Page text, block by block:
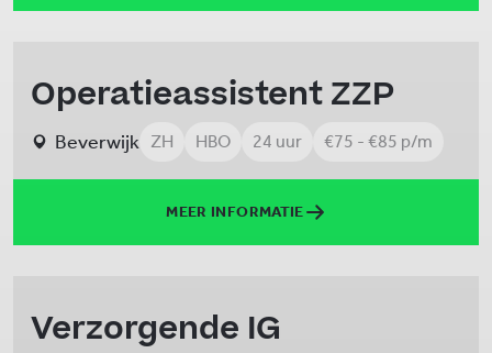
Operatieassistent ZZP
Beverwijk ZH HBO 24 uur €75 - €85 p/m
MEER INFORMATIE
Verzorgende IG